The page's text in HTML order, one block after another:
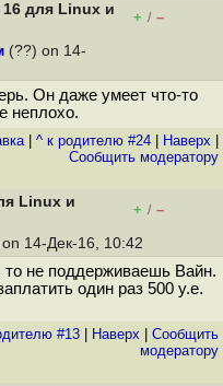
для Linux и
+ / –
(??) on 14-
Он даже умеет что-то
неплохо.
| ^ к родителю #24 Наверх
Cообщить модератору
Linux и
+ / –
14-Дек-16, 10:42
не поддерживаешь Вайн.
один раз 500 у.е.
#13 Наверх
Cообщить
модератору